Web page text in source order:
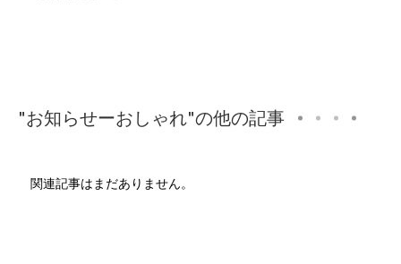
"お知らせーおしゃれ"の他の記事
関連記事はまだありません。